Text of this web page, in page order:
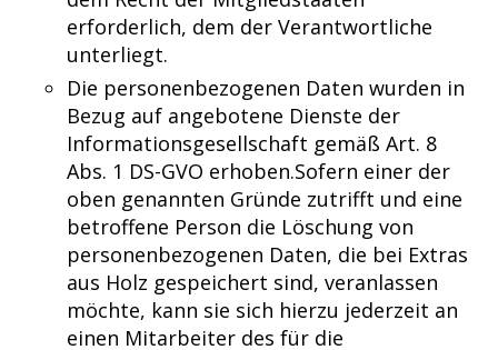
erforderlich, dem der Verantwortliche
unterliegt.
Die personenbezogenen Daten wurden in
Bezug auf angebotene Dienste der
Informationsgesellschaft gemäß Art. 8
Abs. 1 DS-GVO erhoben.Sofern einer der
oben genannten Gründe zutrifft und eine
betroffene Person die Löschung von
personenbezogenen Daten, die bei Extras
aus Holz gespeichert sind, veranlassen
möchte, kann sie sich hierzu jederzeit an
einen Mitarbeiter des für die